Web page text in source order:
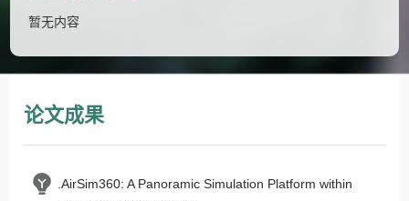
暂无内容
论文成果
.AirSim360: A Panoramic Simulation Platform within